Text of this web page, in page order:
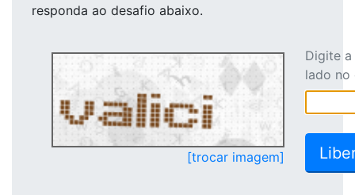
responda ao desafio abaixo.
[trocar imagem]
Digite
lado no